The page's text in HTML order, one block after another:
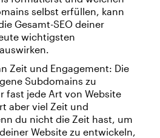
selbst erfüllen, kann
Gesamt-SEO deiner
wichtigsten
Zeit und Engagement: Die
Subdomains zu
fast jede Art von Website
aber viel Zeit und
du nicht die Zeit hast, um
Website zu entwickeln,